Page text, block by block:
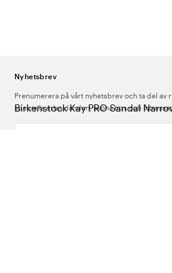
Birkenstock Kay PRO Sandal
Nyhetsbrev
Prenumerera på vårt nyhetsbrev och ta del av
speciella erbjudanden, sköna tips och
Ange din e-postadress